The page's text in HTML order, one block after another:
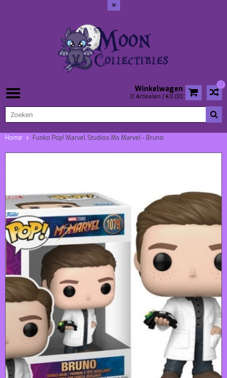
0
Winkelwagen
0 Artikelen / €0,00
Home Funko Pop! Marvel Studios Ms Marvel - Bruno